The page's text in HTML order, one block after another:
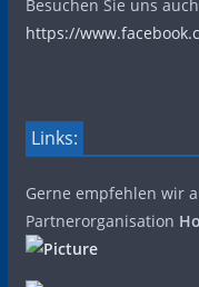
Besuchen Sie uns
https://
Links:
Gerne empfehlen wir
Partnerorganisation